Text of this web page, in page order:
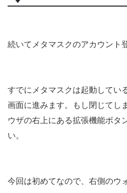
続いてメタマスクのアカウント
すでにメタマスクは起動してい
画面に進みます。もし閉じてし
ウザの右上にある拡張機能ボタ
い。
今回は初めてなので、右側のウ